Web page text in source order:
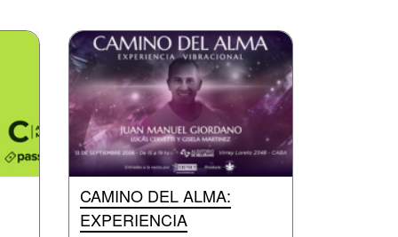
CAMINO DEL ALMA:
EXPERIENCIA